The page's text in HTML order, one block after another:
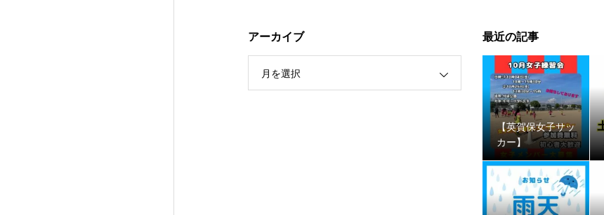
アーカイブ
月を選択
最近の記事
【英賀保女子サッ
カー】